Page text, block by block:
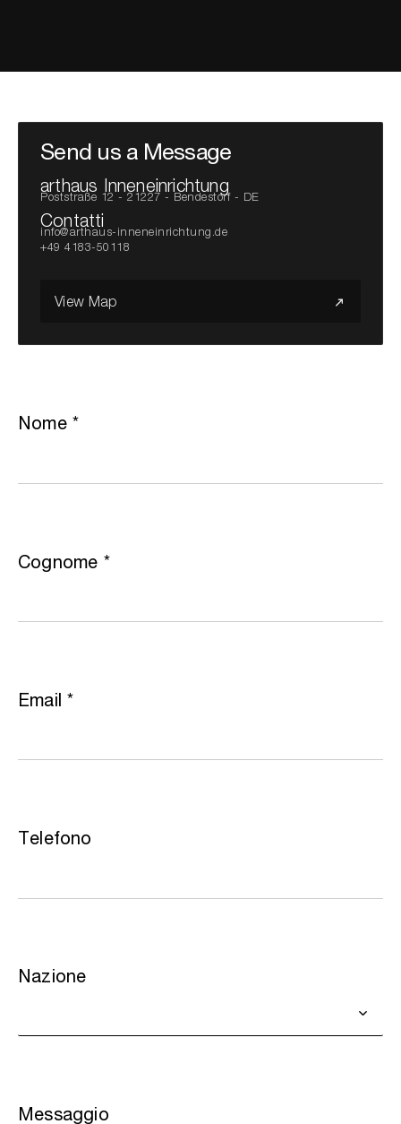
Send us a Message
arthaus Inneneinrichtung
Poststraße 12 - 21227 - Bendestorf - DE
Contatti
info@arthaus-inneneinrichtung.de
+49 4183-50118
View Map
Nome*
Cognome *
Email *
Telefono
Nazione
Messaggio